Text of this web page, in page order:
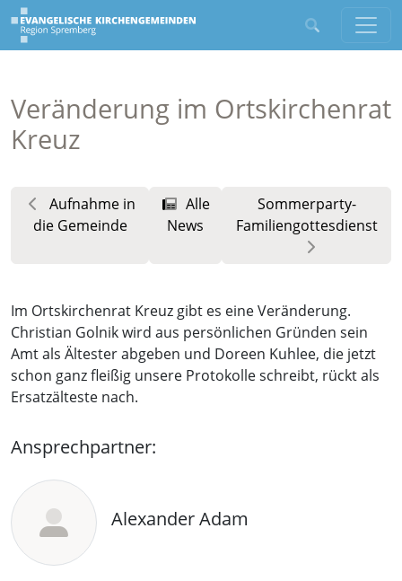
Veränderung im Ortskirchenrat
Kreuz
Aufnahme in
die Gemeinde
Alle
News
Sommerparty-
Familiengottesdienst
Im Ortskirchenrat Kreuz gibt es eine Veränderung.
Christian Golnik wird aus persönlichen Gründen sein
Amt als Ältester abgeben und Doreen Kuhlee, die jetzt
schon ganz fleißig unsere Protokolle schreibt, rückt als
Ersatzälteste nach.
Ansprechpartner:
Alexander Adam